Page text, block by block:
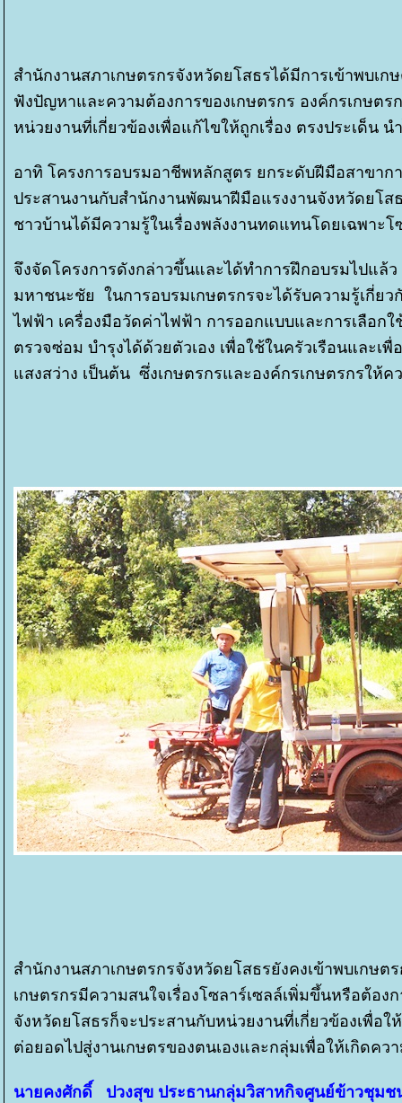
สำนักงานสภาเกษตรกรจังหวัดยโสธรได้มีการเข้าพบเ
ฟังปัญหาและความต้องการของเกษตรกร องค์กรเกษต
หน่วยงานที่เกี่ยวข้องเพื่อแก้ไขให้ถูกเรื่อง ตรงประเด็น น
อาทิ โครงการอบรมอาชีพหลักสูตร ยกระดับฝีมือสาขา
ประสานงานกับสำนักงานพัฒนาฝีมือแรงงานจังหวัดยโส
ชาวบ้านได้มีความรู้ในเรื่องพลังงานทดแทนโดยเฉพาะโ
จึงจัดโครงการดังกล่าวขึ้นและได้ทำการฝึกอบรมไปแล้
มหาชนะชัย ในการอบรมเกษตรกรจะได้รับความรู้เกี่ย
ไฟฟ้า เครื่องมือวัดค่าไฟฟ้า การออกแบบและการเลือก
ตรวจซ่อม บำรุงได้ด้วยตัวเอง เพื่อใช้ในครัวเรือนและเ
สงสว่าง เป็นต้น ซึ่งเกษตรกรและองค์กรเกษตรกรให้ค
สำนักงานสภาเกษตรกรจังหวัดยโสธรยังคงเข้าพบเกษ
เกษตรกรมีความสนใจเรื่องโซลาร์เซลล์เพิ่มขึ้นหรือต้อ
จังหวัดยโสธรก็จะประสานกับหน่วยงานที่เกี่ยวข้องเพื่อใ
ต่อยอดไปสู่งานเกษตรของตนเองและกลุ่มเพื่อให้เกิดค
นายคงศักดิ์ ปวงสุข ประธานกลุ่มวิสาหกิจศูนย์ข้าวชุมช